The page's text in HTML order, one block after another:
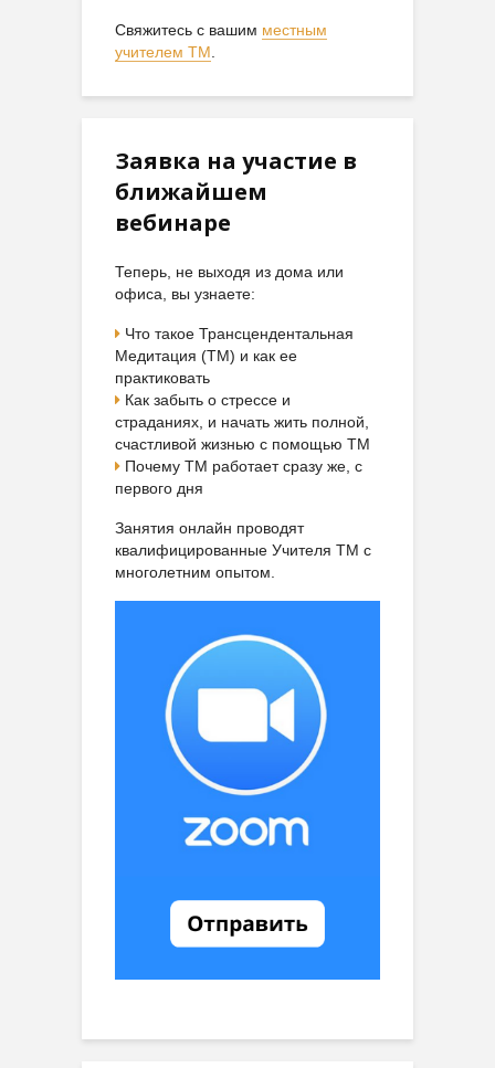
Свяжитесь с вашим местным
учителем ТМ
Заявка на участие в
ближайшем
вебинаре
Теперь, не выходя из дома или
офиса, вы узнаете:
Что такое Трансцендентальная
Медитация (ТМ) и как ее
практиковать
Как забыть о стрессе и
страданиях, и начать жить полной,
счастливой жизнью с помощью ТМ
Почему ТМ работает сразу же, с
первого дня
Занятия онлайн проводят
квалифицированные Учителя ТМ с
многолетним опытом.